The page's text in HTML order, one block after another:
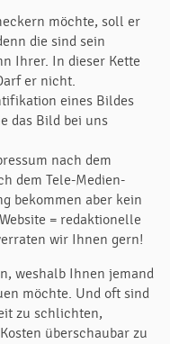
möchte, soll er
die sind sein
Ihrer. In dieser Kette
er nicht.
eines Bildes
das Bild bei uns
nach dem
dem Tele-Medien-
bekommen aber kein
= redaktionelle
wir Ihnen gern!
weshalb Ihnen jemand
möchte. Und oft sind
zu schlichten,
überschaubar zu